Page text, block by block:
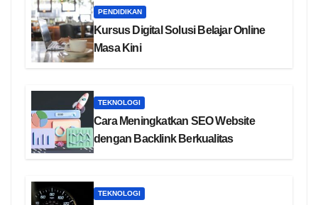
PENDIDIKAN
Kursus Digital Solusi Belajar Online
Masa Kini
TEKNOLOGI
Cara Meningkatkan SEO Website
dengan Backlink Berkualitas
TEKNOLOGI